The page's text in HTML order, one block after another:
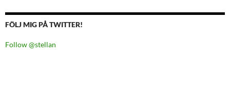
FÖLJ MIG PÅ TWITTER!
Follow @stellan